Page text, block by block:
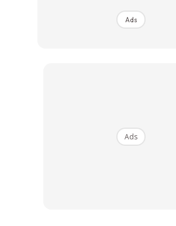
dengan kakak saya, hanya berdua tanpa
. Semuanya kami
Ads
Ads